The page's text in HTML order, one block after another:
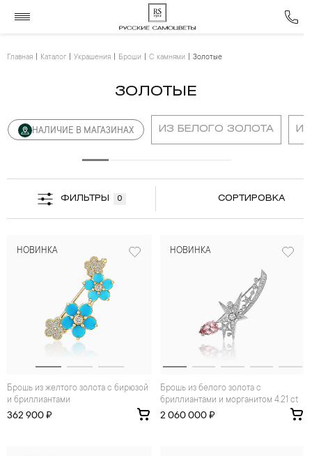
Главная Каталог Украшения Броши С камнями Золотые
ЗОЛОТЫЕ
НАЛИЧИЕ В МАГАЗИНАХ ИЗ БЕЛОГО ЗОЛОТА
ФИЛЬТРЫ 0 СОРТИРОВКА
НОВИНКА
Брошь из желтого золота с бирюзой
и бриллиантами
362 900 ₽
НОВИНКА
Брошь из белого золота с
бриллиантами и морганитом 4.21 ct
2 060 000 ₽